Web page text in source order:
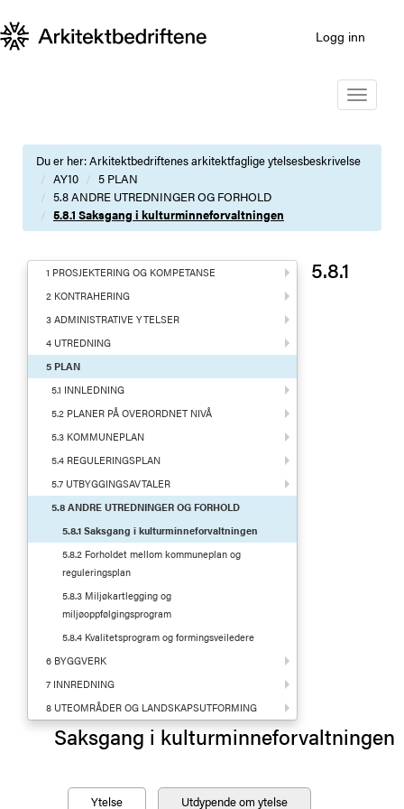
Logg inn
Toggle
Du er her:Arkitektbedriftenes arkitektfaglige ytelsesbeskrivelse
AY10
5 PLAN
5.8 ANDRE UTREDNINGER OG FORHOLD
5.8.1 Saksgang i kulturminneforvaltningen
1 PROSJEKTERING OG KOMPETANSE
2 KONTRAHERING
3 ADMINISTRATIVE YTELSER
4 UTREDNING
5 PLAN
5.1 INNLEDNING
5.2 PLANER PÅ OVERORDNET NIVÅ
5.3 KOMMUNEPLAN
5.4 REGULERINGSPLAN
5.7 UTBYGGINGSAVTALER
5.8 ANDRE UTREDNINGER OG FORHOLD
5.8.1 Saksgang i kulturminneforvaltningen
5.8.2 Forholdet mellom kommuneplan og
reguleringsplan
5.8.3 Miljøkartlegging og
miljøoppfølgingsprogram
5.8.4 Kvalitetsprogram og formingsveiledere
6 BYGGVERK
7 INNREDNING
8 UTEOMRÅDER OG LANDSKAPSUTFORMING
5.8.1
Saksgang i kulturminneforvaltningen
Ytelse Utdypende om ytelse